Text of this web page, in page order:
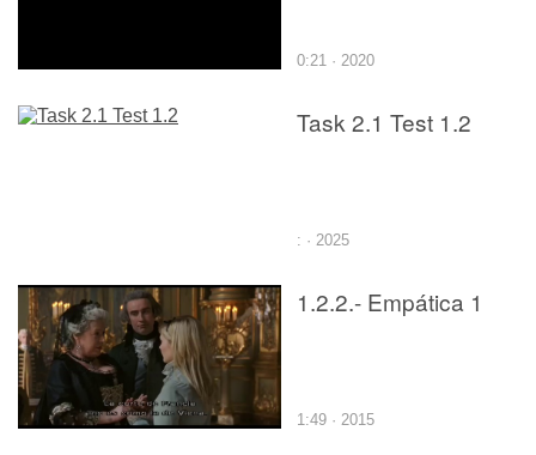
0:21 · 2020
Task 2.1 Test 1.2
: · 2025
1.2.2.- Empática 1
1:49 · 2015